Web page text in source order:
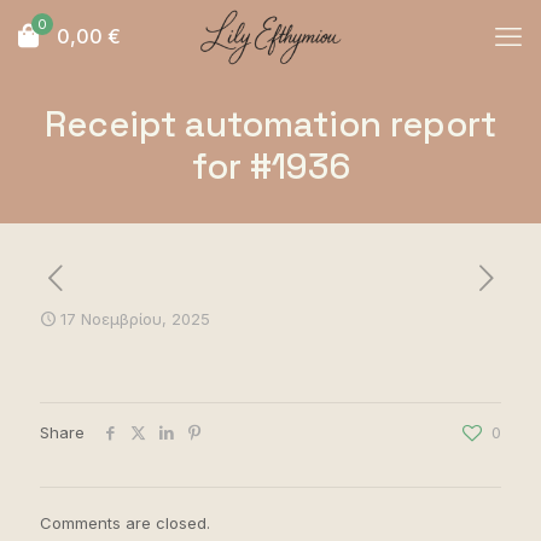
0 0,00 €
Receipt automation report
for #1936
17 Νοεμβρίου, 2025
Share 0
Comments are closed.